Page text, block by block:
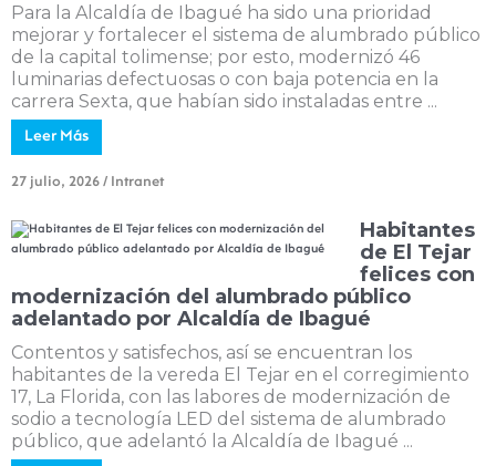
Para la Alcaldía de Ibagué ha sido una prioridad
mejorar y fortalecer el sistema de alumbrado público
de la capital tolimense; por esto, modernizó 46
luminarias defectuosas o con baja potencia en la
carrera Sexta, que habían sido instaladas entre ...
Leer Más
27 julio, 2026 / Intranet
Habitantes
de El Tejar
felices con
modernización del alumbrado público
adelantado por Alcaldía de Ibagué
Contentos y satisfechos, así se encuentran los
habitantes de la vereda El Tejar en el corregimiento
17, La Florida, con las labores de modernización de
sodio a tecnología LED del sistema de alumbrado
público, que adelantó la Alcaldía de Ibagué ...